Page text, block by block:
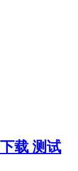
载 测试